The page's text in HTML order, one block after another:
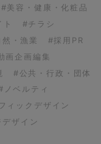
#美容・健康・化粧品
#チラシ
・漁業
#採用PR
画企画編集
#公共・行政・団体
ノベルティ
ィックデザイン
ザイン